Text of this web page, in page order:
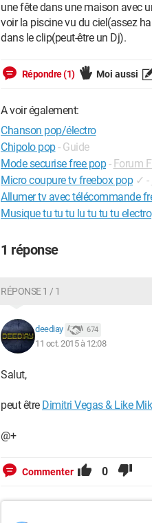
une fête dans une maison avec
voir la piscine vu du ciel(assez
dans le clip(peut-être un Dj).
Répondre (1) Moi aussi
A voir également:
Chanson pop/électro
Chipolo pop- Guide
Mode securise free pop - Forum
Micro coupure tv freebox pop ✓ -
Allumer tv avec télécommande
Musique tu tu tu lu tu tu tu electro
1 réponse
RÉPONSE 1 / 1
deediay 674
11 oct. 2015 à 12:08
Salut,
peut être Dimitri Vegas & Like
@+
Commenter 0